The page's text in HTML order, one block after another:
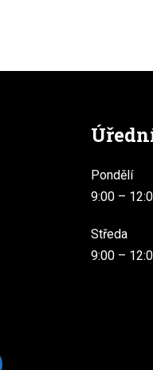
Pondělí
9:00 –
Středa
9:00 –